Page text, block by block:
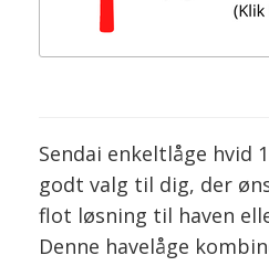
Sendai enkeltlåge hvid
godt valg til dig, der
flot løsning til haven
Denne havelåge